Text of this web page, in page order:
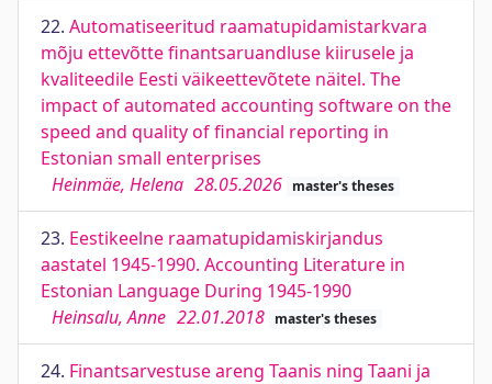
22. Automatiseeritud raamatupidamistarkvara
mõju ettevõtte finantsaruandluse kiirusele ja
kvaliteedile Eesti väikeettevõtete näitel. The
impact of automated accounting software on the
speed and quality of financial reporting in
Estonian small enterprises
Heinmäe, Helena 28.05.2026 master's theses
23. Eestikeelne raamatupidamiskirjandus
aastatel 1945-1990. Accounting Literature in
Estonian Language During 1945-1990
Heinsalu, Anne 22.01.2018 master's theses
24. Finantsarvestuse areng Taanis ning Taani ja